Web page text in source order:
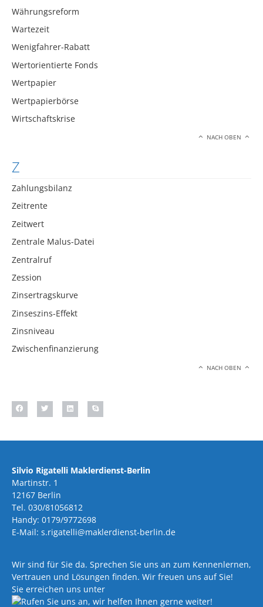
Währungsreform
Wartezeit
Wenigfahrer-Rabatt
Wertorientierte Fonds
Wertpapier
Wertpapierbörse
Wirtschaftskrise
NACH OBEN
Z
Zahlungsbilanz
Zeitrente
Zeitwert
Zentrale Malus-Datei
Zentralruf
Zession
Zinsertragskurve
Zinseszins-Effekt
Zinsniveau
Zwischenfinanzierung
NACH OBEN
Silvio Rigatelli Maklerdienst-Berlin
Martinstr. 1
12167 Berlin
Tel. 030/81056812
Handy: 0179/9772698
E-Mail: s.rigatelli@maklerdienst-berlin.de
Wir sind für Sie da. Sprechen Sie uns an zum Kennenlernen,
Vertrauen und Lösungen finden. Wir freuen uns auf Sie!
Sie erreichen uns unter